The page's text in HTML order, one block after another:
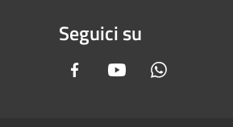
Seguici su
FacebookYoutube